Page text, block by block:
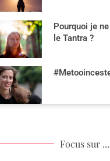
Pourquoi je
le Tantra ?
Focus sur ...